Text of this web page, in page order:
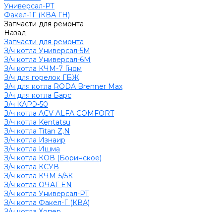
Универсал-РТ
Факел-1Г (КВА ГН)
Запчасти для ремонта
Назад
Запчасти для ремонта
З/ч котла Универсал-5М
З/ч котла Универсал-6М
З/ч котла КЧМ-7 Гном
З/ч для горелок ГБЖ
З/ч для котла RODA Brenner Max
З/ч для котла Барс
З/ч КАРЭ-50
З/ч котла ACV ALFA COMFORT
З/ч котла Kentatsu
З/ч котла Titan Z,N
З/ч котла Изнаир
З/ч котла Ишма
З/ч котла КОВ (Боринское)
З/ч котла КСУВ
З/ч котла КЧМ-5/5К
З/ч котла ОЧАГ EN
З/ч котла Универсал-РТ
З/ч котла Факел-Г (КВА)